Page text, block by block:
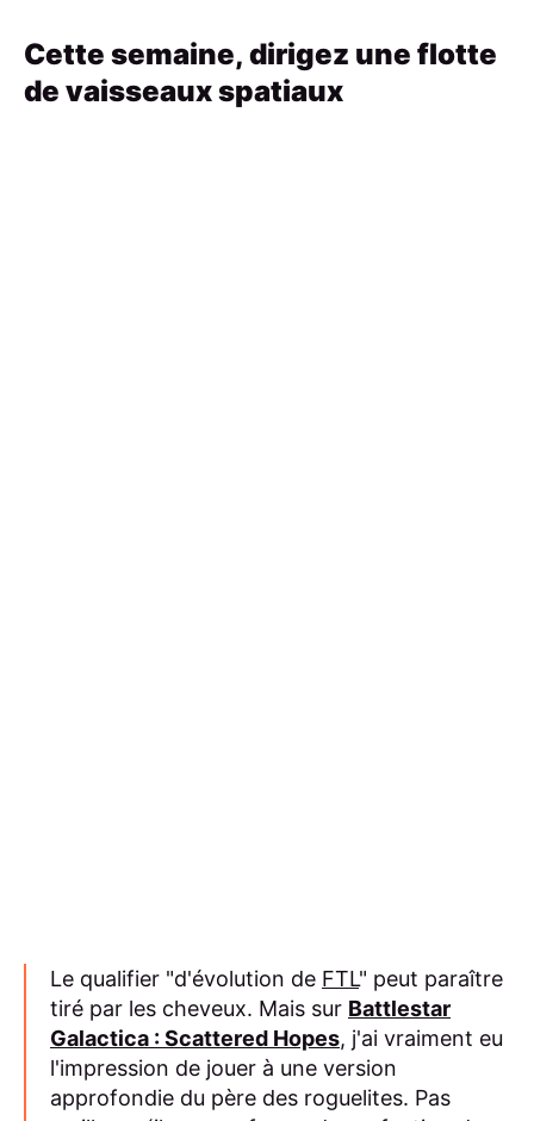
Cette semaine, dirigez une flotte
de vaisseaux spatiaux
Le qualifier "d'évolution de FTL" peut paraître
tiré par les cheveux. Mais sur Battlestar
Galactica : Scattered Hopes, j'ai vraiment eu
l'impression de jouer à une version
approfondie du père des roguelites. Pas